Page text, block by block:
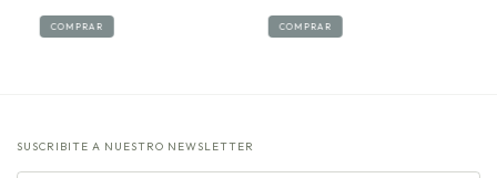
COMPRAR COMPRAR
SUSCRIBITE A NUESTRO NEWSLETTER